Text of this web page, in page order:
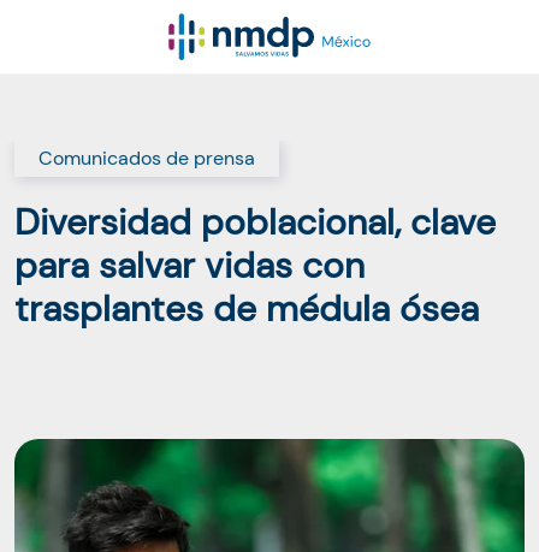
Comunicados de prensa
Diversidad poblacional, clave
para salvar vidas con
trasplantes de médula ósea